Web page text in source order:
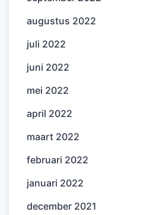
augustus 2022
juli 2022
juni 2022
mei 2022
april 2022
maart 2022
februari 2022
januari 2022
december 2021